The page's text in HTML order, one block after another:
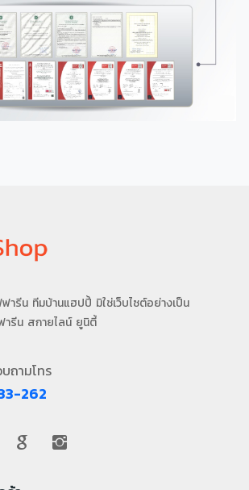
ารีน ทีมบ้านแฮปปี้ มิใช่เว็บไซต์อย่างเป็น
ารีน สกายไลน์ ยูนิตี้
ถามโทร
262